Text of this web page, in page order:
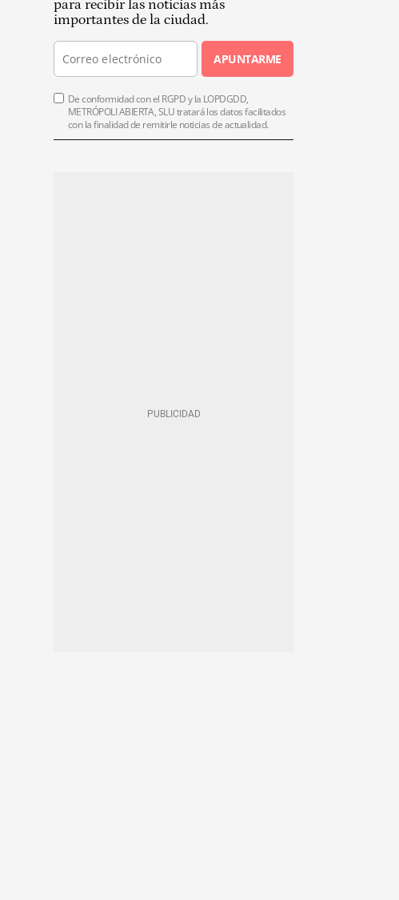
para recibir las noticias más
importantes de la ciudad.
APUNTARME
De conformidad con el RGPD y la LOPDGDD,
METRÓPOLI ABIERTA, SLU tratará los datos facilitados
con la finalidad de remitirle noticias de actualidad.